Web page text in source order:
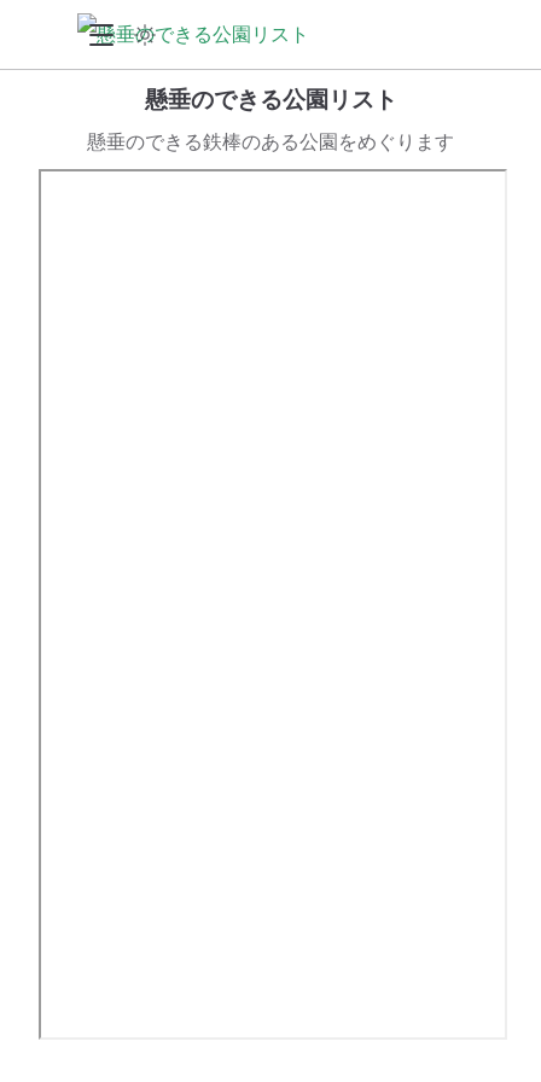
懸垂のできる公園リスト
懸垂のできる鉄棒のある公園をめぐります